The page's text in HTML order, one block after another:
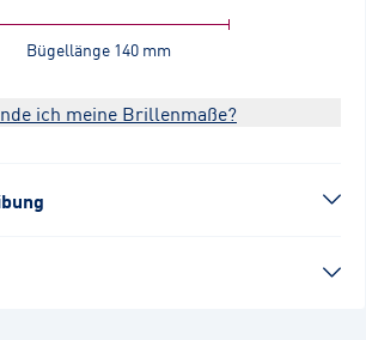
Bügellänge 140 mm
ich meine Brillenmaße?